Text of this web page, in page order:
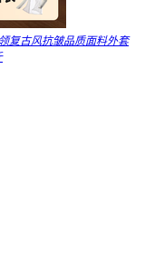
复古风抗皱品质面料外套